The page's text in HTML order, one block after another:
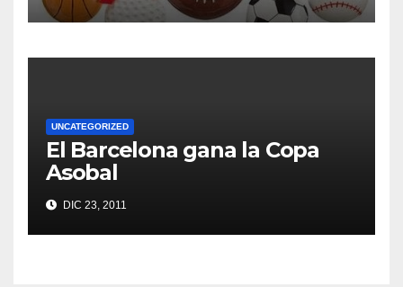
UNCATEGORIZED
El Barcelona gana la Copa
Asobal
DIC 23, 2011